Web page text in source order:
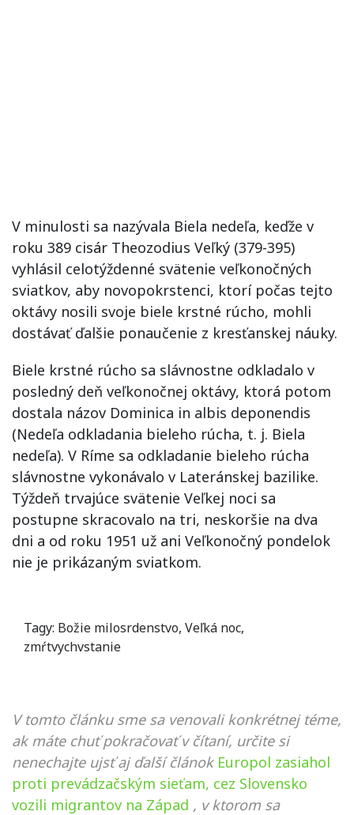
V minulosti sa nazývala Biela nedeľa, keďže v
roku 389 cisár Theozodius Veľký (379-395)
vyhlásil celotýždenné svätenie veľkonočných
sviatkov, aby novopokrstenci, ktorí počas tejto
oktávy nosili svoje biele krstné rúcho, mohli
dostávať ďalšie ponaučenie z kresťanskej náuky.
Biele krstné rúcho sa slávnostne odkladalo v
posledný deň veľkonočnej oktávy, ktorá potom
dostala názov Dominica in albis deponendis
(Nedeľa odkladania bieleho rúcha, t. j. Biela
nedeľa). V Ríme sa odkladanie bieleho rúcha
slávnostne vykonávalo v Lateránskej bazilike.
Týždeň trvajúce svätenie Veľkej noci sa
postupne skracovalo na tri, neskoršie na dva
dni a od roku 1951 už ani Veľkonočný pondelok
nie je prikázaným sviatkom.
Tagy: Božie milosrdenstvo, Veľká noc,
zmŕtvychvstanie
V tomto článku sme sa venovali konkrétnej téme,
ak máte chuť pokračovať v čítaní, určite si
nenechajte ujsť aj ďalší článok Europol zasiahol
proti prevádzačským sieťam, cez Slovensko
vozili migrantov na Západ , v ktorom sa